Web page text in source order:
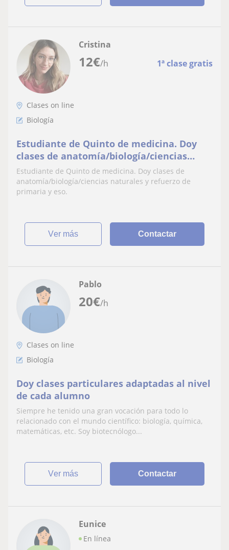
12€/h 1ª clase gratis
Cristina
Clases on line
Biología
Estudiante de Quinto de medicina. Doy
clases de anatomía/biología/ciencias
naturales y refuerzo de primaria y eso
Estudiante de Quinto de medicina. Doy clases de
anatomía/biología/ciencias naturales y refuerzo de
primaria y eso.
ver más Contactar
20€/h
Pablo
Clases on line
Biología
Doy clases particulares adaptadas al nivel
de cada alumno
Siempre he tenido una gran vocación para todo lo
relacionado con el mundo científico: biología, química,
matemáticas, etc. Soy biotecnólogo...
ver más Contactar
Eunice
En línea